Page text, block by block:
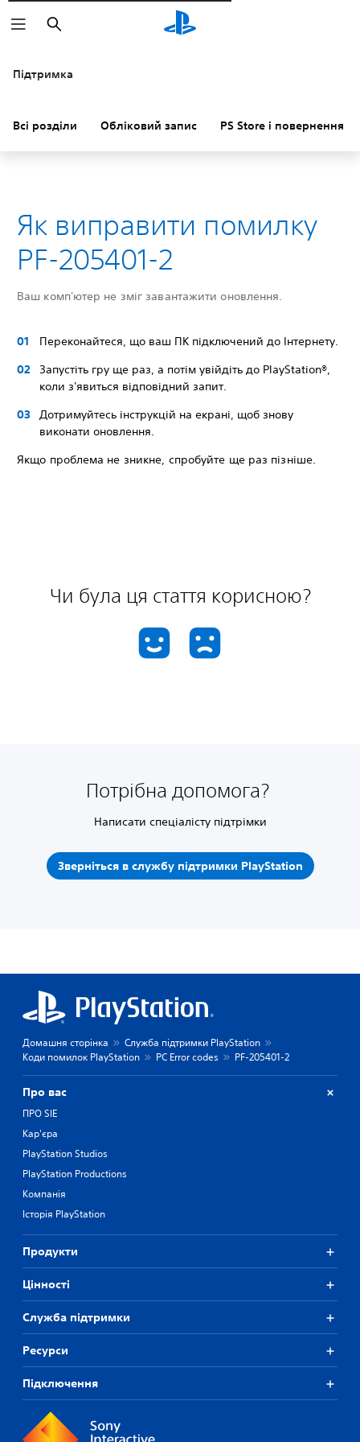
Пошук
Підтримка
Всі розділи Обліковий запис PS Store і повернення
Як виправити помилку
PF-205401-2
Ваш комп'ютер не зміг завантажити оновлення.
Переконайтеся, що ваш ПК підключений до Інтернету.
Запустiть гру ще раз, а потім увійдіть до PlayStation®,
коли з'явиться відповідний запит.
Дотримуйтесь інструкцій на екрані, щоб знову
виконати оновлення.
Якщо проблема не зникне, спробуйте ще раз пізніше.
Чи була ця стаття корисною?
Потрібна допомога?
Написати спеціалісту підтрімки
Зверніться в службу підтримки PlayStation
Домашня сторінка
Служба підтримки PlayStation
Коди помилок PlayStation
PC Error codes PF-205401-2
Про вас
ПРО SIE
Кар'єра
PlayStation Studios
PlayStation Productions
Компанія
Історія PlayStation
Продукти
Цiнностi
Служба підтримки
Ресурси
Підключення